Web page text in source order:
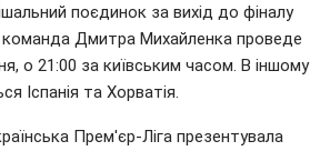
поєдинок за вихід до фіналу
команда Дмитра Михайленка проведе
о 21:00 за київським часом. В іншому
Іспанія та Хорватія.
Прем'єр-Ліга презентувала